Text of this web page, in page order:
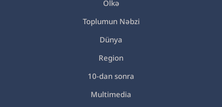
Ölkə
Toplumun Nəbzi
Dünya
Region
10-dan sonra
Multimedia